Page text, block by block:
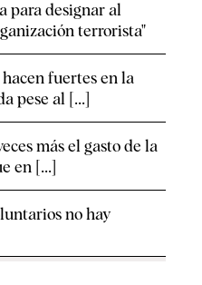
para designar al
terrorista"
fuertes en la
pese al [...]
más el gasto de la
en [...]
no hay